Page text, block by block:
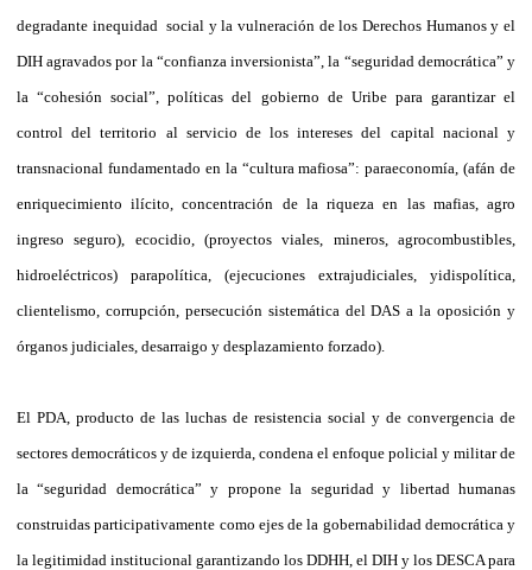
degradante inequidad social y la vulneración de los Derechos Humanos y el
DIH agravados por la “confianza inversionista”, la “seguridad democrática” y
la “cohesión social”, políticas del gobierno de Uribe para garantizar el
control del territorio al servicio de los intereses del capital nacional y
transnacional fundamentado en la “cultura mafiosa”: paraeconomía, (afán de
enriquecimiento ilícito, concentración de la riqueza en las mafias, agro
ingreso seguro), ecocidio, (proyectos viales, mineros, agrocombustibles,
hidroeléctricos) parapolítica, (ejecuciones extrajudiciales, yidispolítica,
clientelismo, corrupción, persecución sistemática del DAS a la oposición y
órganos judiciales, desarraigo y desplazamiento forzado).
El PDA, producto de las luchas de resistencia social y de convergencia de
sectores democráticos y de izquierda, condena el enfoque policial y militar de
la “seguridad democrática” y propone la seguridad y libertad humanas
construidas participativamente como ejes de la gobernabilidad democrática y
la legitimidad institucional garantizando los DDHH, el DIH y los DESCA para